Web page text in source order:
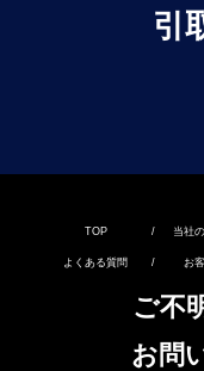
引
TOP / 当社
よくある質問 / お
ご不
お問